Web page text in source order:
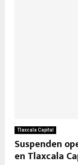
Tlaxcala Capital
Suspenden
en Tlaxcala